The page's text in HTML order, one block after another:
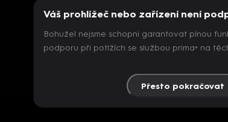
Váš prohlížeč nebo zařízení není
Bohužel nejsme schopni garantovat plnou
podporu při potížích se službou prima+ na
Přesto pokračovat